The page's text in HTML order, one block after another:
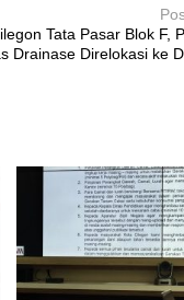
Tata Pasar Blok F,
Drainase Direlokasi ke